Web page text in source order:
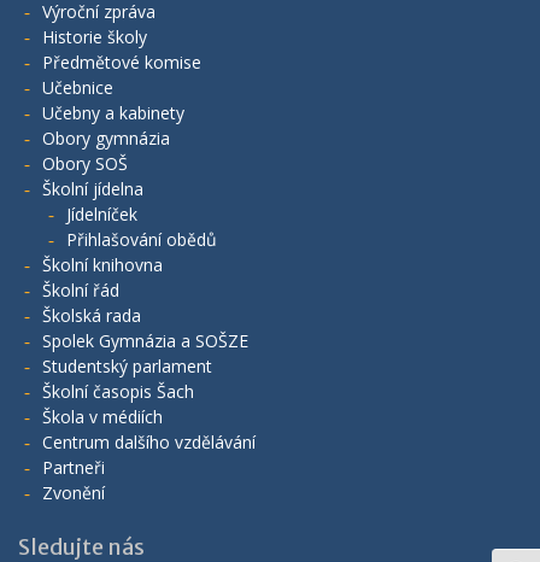
Výroční zpráva
Historie školy
Předmětové komise
Učebnice
Učebny a kabinety
Obory gymnázia
Obory SOŠ
Školní jídelna
Jídelníček
Přihlašování obědů
Školní knihovna
Školní řád
Školská rada
Spolek Gymnázia a SOŠZE
Studentský parlament
Školní časopis Šach
Škola v médiích
Centrum dalšího vzdělávání
Partneři
Zvonění
Sledujte nás